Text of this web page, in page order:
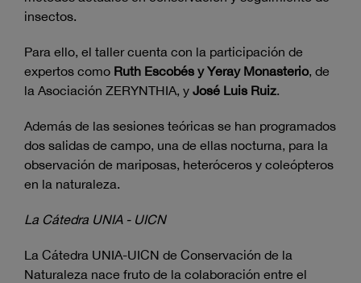
insectos.
Para ello, el taller cuenta con la participación de
expertos como Ruth Escobés y Yeray Monasterio, de
la Asociación ZERYNTHIA, y José Luis Ruiz.
Además de las sesiones teóricas se han programados
dos salidas de campo, una de ellas nocturna, para la
observación de mariposas, heteróceros y coleópteros
en la naturaleza.
La Cátedra UNIA - UICN
La Cátedra UNIA-UICN de Conservación de la
Naturaleza nace fruto de la colaboración entre el